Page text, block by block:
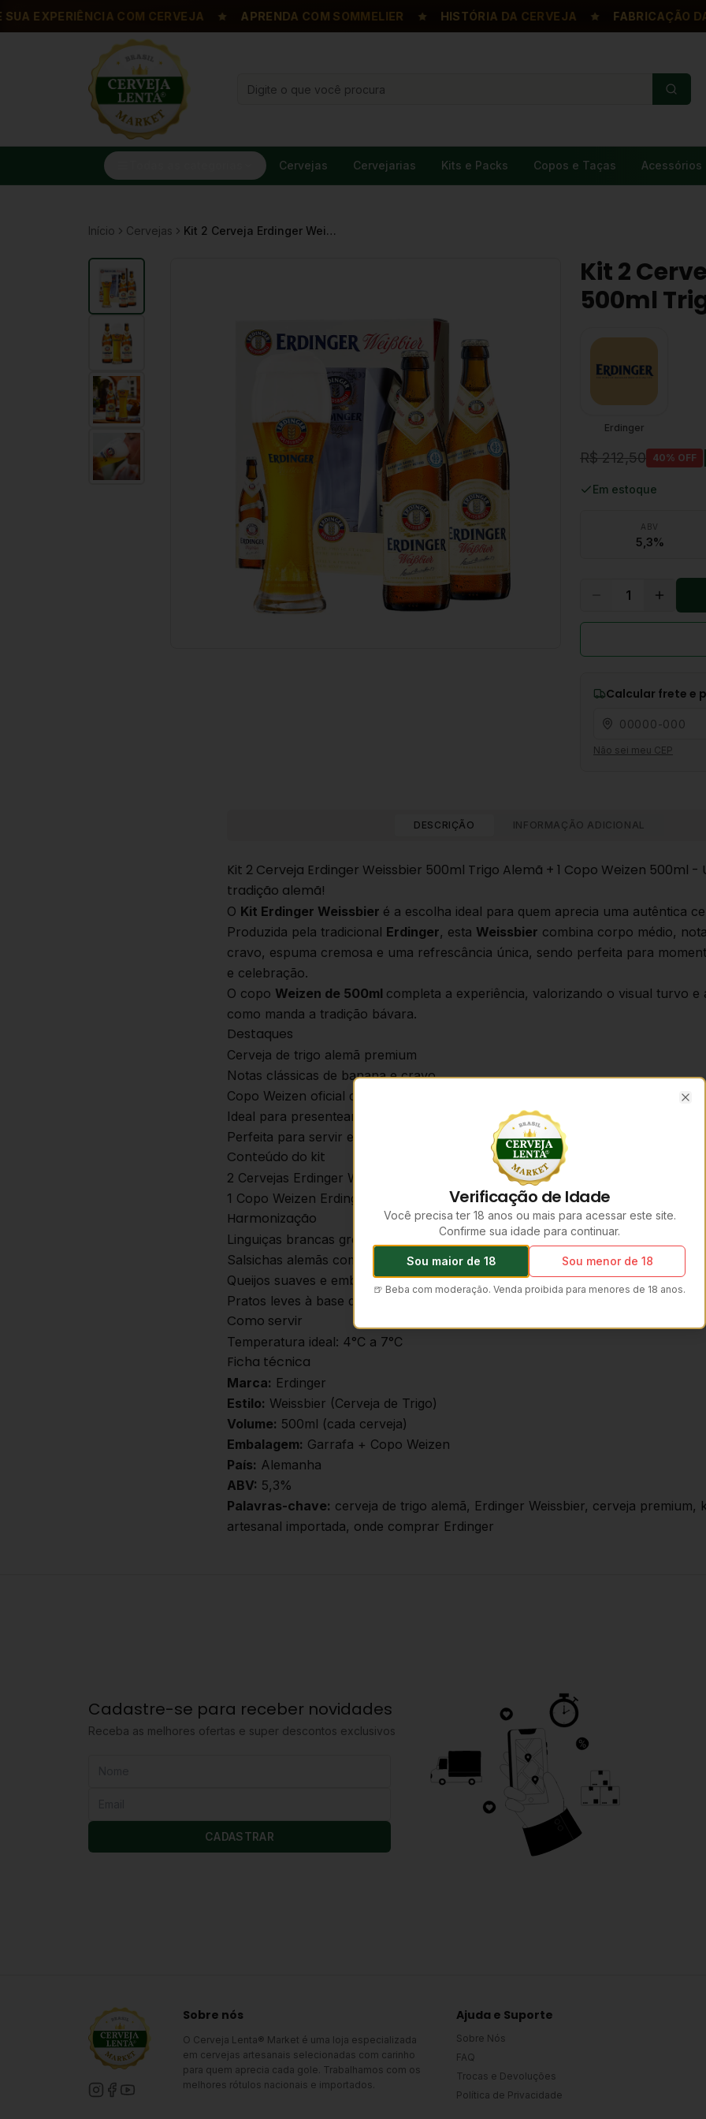
EXPERIÊNCIA COM CERVEJA APRENDA COM SOMMELIER HISTÓRIA DA CERVEJA FABRICAÇÃO DA
Cervejas Cervejarias Kits e Packs Copos e Taças Acessórios
Início Cervejas Kit 2 Cerveja Erdinger Weissbier 500ml Trigo Alemã + 1 Copo
Kit 2
500ml
Erdinger
R$ 212,50 40% OFF
Em estoque
ABV
5,3%
1
Calcular frete e
Não sei meu CEP
DESCRIÇÃO INFORMAÇÃO ADICIONAL
Kit 2 Cerveja Erdinger Weissbier 500ml Trigo Alemã + 1 Copo Weizen 500ml -
tradição alemã!
O Kit Erdinger Weissbier é a escolha ideal para quem aprecia uma autêntica
Produzida pela tradicional Erdinger, esta Weissbier combina corpo médio,
cravo, espuma cremosa e uma refrescância única, sendo perfeita para
e celebração.
O copo Weizen de 500ml completa a experiência, valorizando o visual turvo e
como manda a tradição bávara.
Destaques
Cerveja de trigo alemã premium
Notas clássicas de banana e cravo
Copo Weizen oficial de 500ml incluso
Ideal para presentear ou degustar
Perfeita para servir entre 4°C e 7°C
Conteúdo do kit
2 Cervejas Erdinger Weissbier 500ml
1 Copo Weizen Erdinger 500ml
Harmonização
Linguiças brancas grelhadas
Salsichas alemãs com mostarda
Queijos suaves e embutidos
Pratos leves à base de aves
Como servir
Temperatura ideal: 4°C a 7°C
Ficha técnica
Marca: Erdinger
Estilo: Weissbier (Cerveja de Trigo)
Volume: 500ml (cada cerveja)
Embalagem: Garrafa + Copo Weizen
País: Alemanha
ABV: 5,3%
Palavras-chave: cerveja de trigo alemã, Erdinger Weissbier, cerveja premium,
artesanal importada, onde comprar Erdinger
Cadastre-se para receber novidades
Receba as melhores ofertas e super descontos exclusivos
CADASTRAR
Sobre nós
O Cerveja Lenta® Market é uma loja especializada
em cervejas artesanais selecionadas com carinho
para quem aprecia cada gole. Trabalhamos com os
melhores rótulos nacionais e importados.
Ajuda e Suporte
Sobre Nós
FAQ
Trocas e Devoluções
Política de Privacidade
Verificação de Idade
Você precisa ter 18 anos ou mais para acessar este site.
Confirme sua idade para continuar.
Sou maior de 18 Sou menor de 18
🍺 Beba com moderação. Venda proibida para menores de 18 anos.